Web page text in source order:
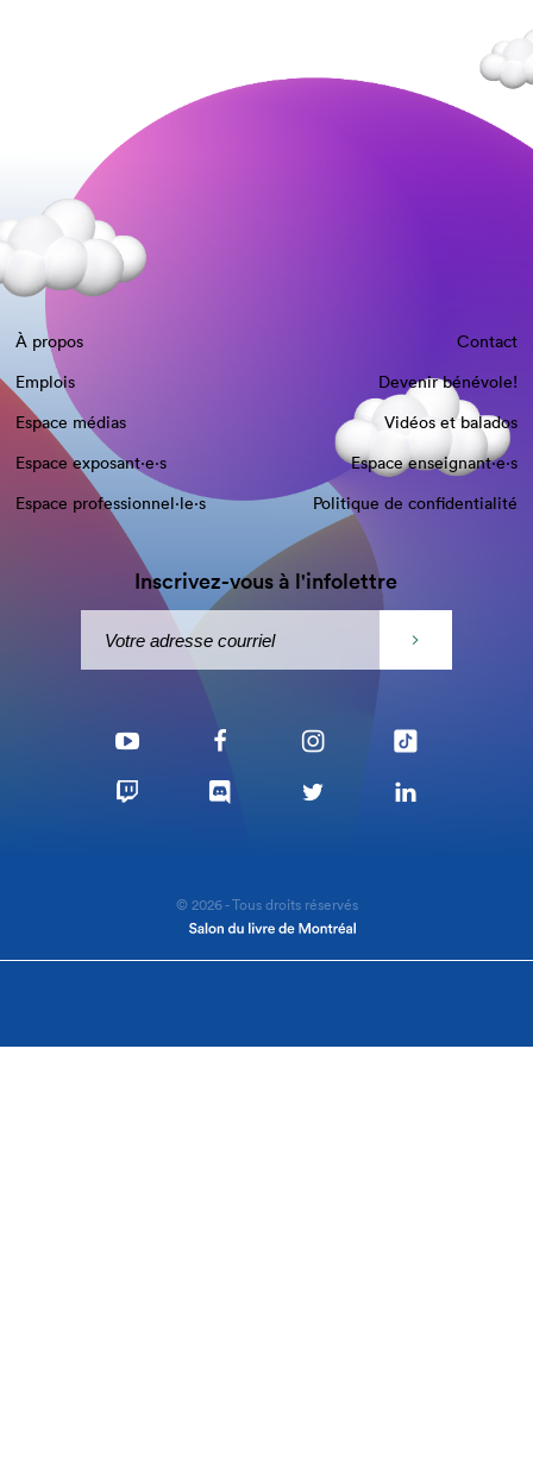
À propos
Contact
Emplois
Devenir bénévole!
Espace médias
Vidéos et balados
Espace exposant·e⋅s
Espace enseignant·e⋅s
Espace professionnel·le⋅s
Politique de confidentialité
Inscrivez-vous à l'infolettre
© 2026 - Tous droits réservés